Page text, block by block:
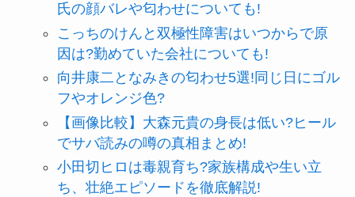
氏の顔バレや匂わせについても!
こっちのけんと双極性障害はいつからで原
因は?勤めていた会社についても!
向井康二となみきの匂わせ5選!同じ日にゴル
フやオレンジ色?
【画像比較】大森元貴の身長は低い?ヒール
でサバ読みの噂の真相まとめ!
小田切ヒロは毒親育ち?家族構成や生い立
ち、壮絶エピソードを徹底解説!